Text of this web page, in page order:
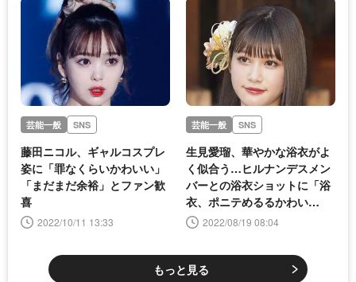
芸能一般 SNS
藤田ニコル、ギャルコスプレ
姿に「罪なくらいかわいい」
「まだまだ余裕」とファン歓
喜
2022/10/11 13:33
芸能一般 SNS
生見愛瑠、華やかな浴衣がよ
く似合う…ヒルナンデスメン
バーとの浴衣ショットに「浴
衣、ポニテめるるかわい
い〜！」「顔ちっちゃ！かわ
2022/08/19 08:04
もっと見る